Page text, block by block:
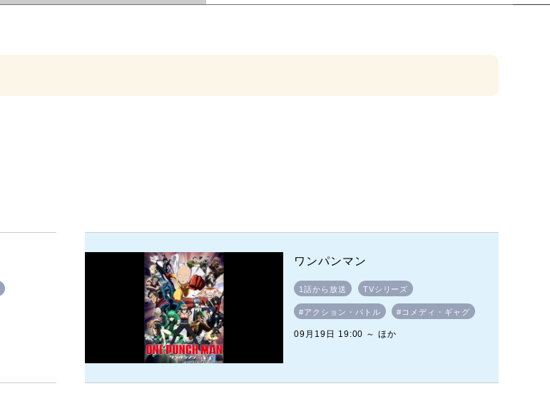
ワンパンマン
1話から放送 TVシリーズ
#アクション・バトル #コメディ・ギャグ
09月19日 19:00 ～ ほか